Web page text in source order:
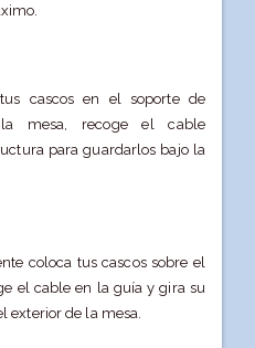
cascos en el soporte de
mesa, recoge el cable
para guardarlos bajo la
coloca tus cascos sobre el
el cable en la guía y gira su
exterior de la mesa.